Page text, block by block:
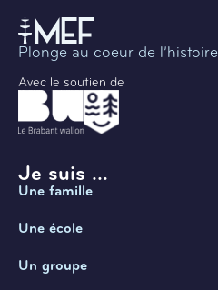
Plonge au coeur de l’histoire
Avec le soutien de
Je suis ...
Une famille
Une école
Un groupe